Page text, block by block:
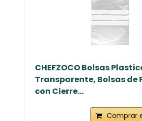
CHEFZOCO Bolsas
Transparente, Bolsas de
con Cierre...
Comprar